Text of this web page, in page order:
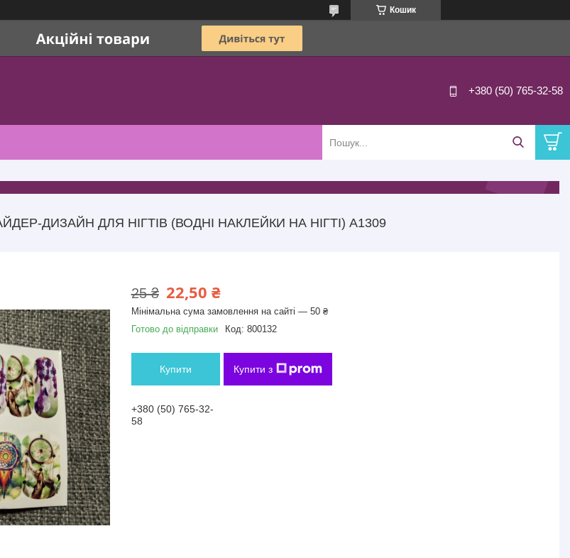
Кошик
+380 (50) 765-32-58
ДИЗАЙН ДЛЯ НІГТІВ (ВОДНІ НАКЛЕЙКИ НА НІГТІ) A1309
25 ₴ 22,50 ₴
Мінімальна сума замовлення на сайті — 50 ₴
Готово до відправки
Код: 800132
Купити Купити з
+380 (50) 765-32-
58